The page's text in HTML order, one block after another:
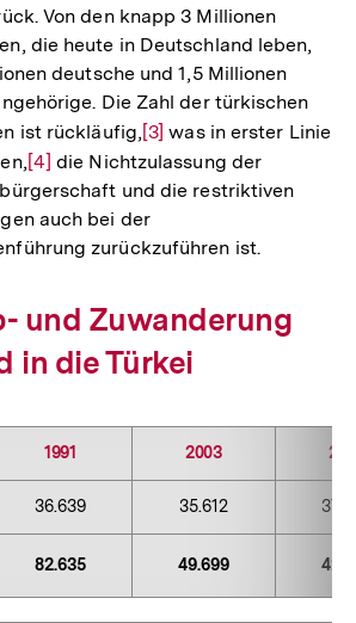
Von den knapp 3 Millionen
die heute in Deutschland leben,
deutsche und 1,5 Millionen
Die Zahl der türkischen
ist rückläufig,Zur
Auflösung
der
Fußnote
[3] was in erster Linie
Zur
Auflösung
der
Fußnote
[4] die Nichtzulassung der
und die restriktiven
auch bei der
zurückzuführen ist.
und Zuwanderung
in die Türkei
1991 2003
36.639 35.612
82.635 49.699